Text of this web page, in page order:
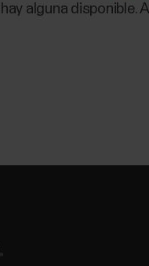
hay alguna disponible.